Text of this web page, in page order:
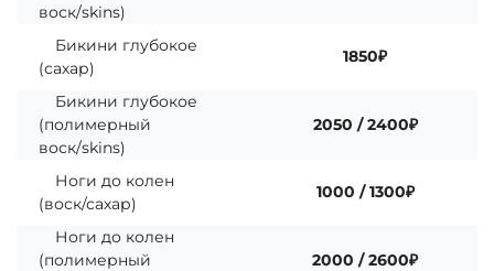
воск/skins)
Бикини глубокое
(сахар)
1850₽
Бикини глубокое
(полимерный
воск/skins)
2050 / 2400₽
Ноги до колен
(воск/сахар)
1000 / 1300₽
Ноги до колен
(полимерный
2000 / 2600₽